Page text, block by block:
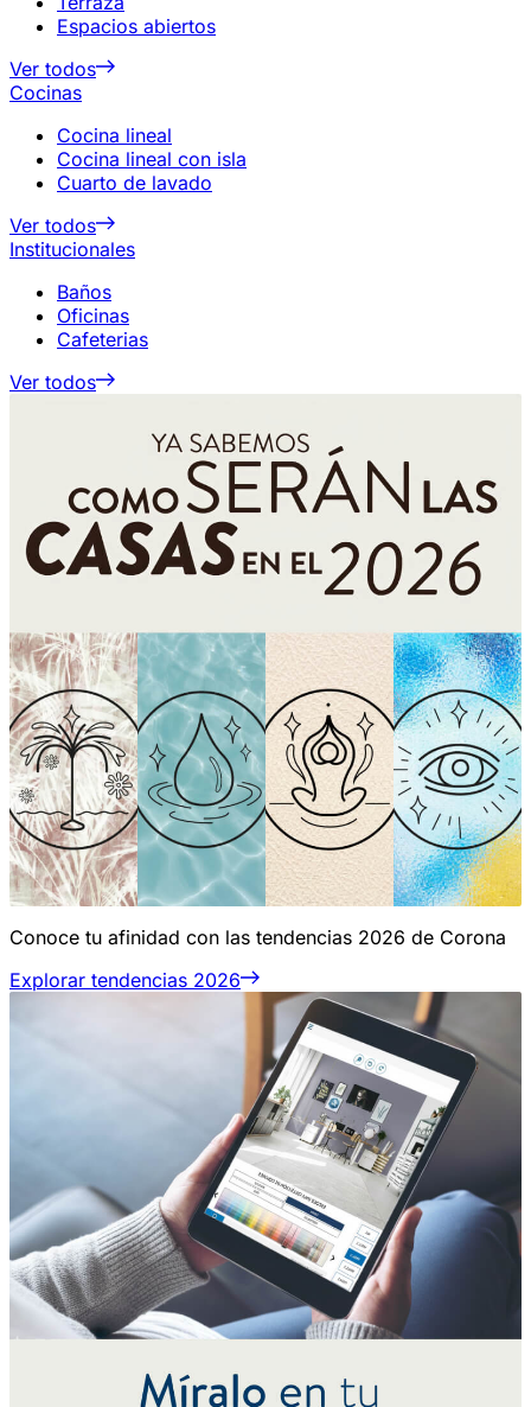
Espacios abiertos
Ver todos
Cocinas
Cocina lineal
Cocina lineal con isla
Cuarto de lavado
Ver todos
Institucionales
Baños
Oficinas
Cafeterias
Ver todos
Conoce tu afinidad con las tendencias 2026 de Corona
Explorar tendencias 2026